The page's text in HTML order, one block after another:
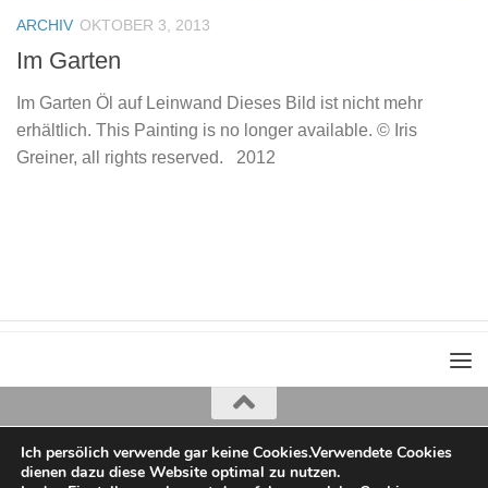
ARCHIV OKTOBER 3, 2013
Im Garten
Im Garten Öl auf Leinwand Dieses Bild ist nicht mehr
erhältlich. This Painting is no longer available. © Iris
Greiner, all rights reserved. 2012
Iris Greiner
copyright 2022
Ich persölich verwende gar keine Cookies.Verwendete Cookies
dienen dazu diese Website optimal zu nutzen.